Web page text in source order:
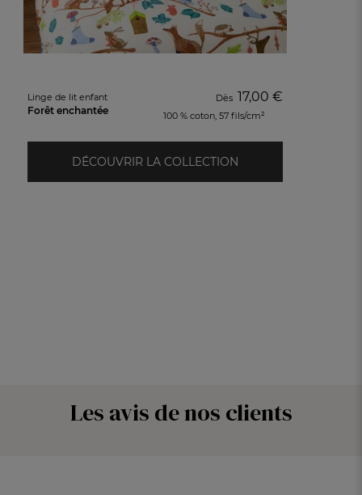
Linge de lit enfant
Forêt enchantée
Dès 17,00 €
100 % coton, 57 fils/cm²
DÉCOUVRIR LA COLLECTION
Les avis de nos clients